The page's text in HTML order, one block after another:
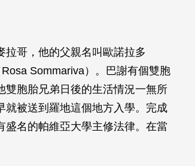
拉哥，他的父親名叫歐諾拉多
Sommariva）。巴謝有個雙胞
雙胞胎兄弟日後的生活情況一無所
就被送到羅地這個地方入學。完成
名的帕維亞大學主修法律。在當